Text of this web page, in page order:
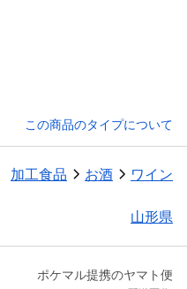
この商品のタイプについて
加工食品 お酒 ワイン
山形県
ポケマル提携のヤマト便